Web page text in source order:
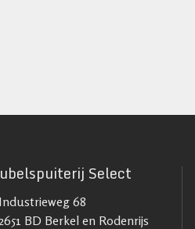
Select
Industrieweg 68
BD Berkel en Rodenrijs